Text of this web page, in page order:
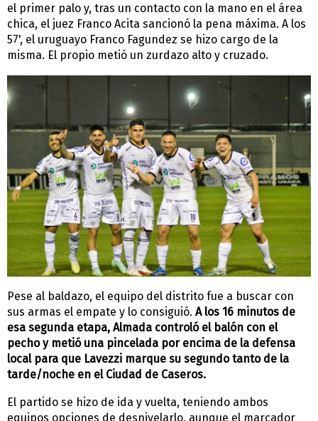
el primer palo y, tras un contacto con la mano en el área
chica, el juez Franco Acita sancionó la pena máxima. A los
57', el uruguayo Franco Fagundez se hizo cargo de la
misma. El propio metió un zurdazo alto y cruzado.
Pese al baldazo, el equipo del distrito fue a buscar con
sus armas el empate y lo consiguió. A los 16 minutos de
esa segunda etapa, Almada controló el balón con el
pecho y metió una pincelada por encima de la defensa
local para que Lavezzi marque su segundo tanto de la
tarde/noche en el Ciudad de Caseros.
El partido se hizo de ida y vuelta, teniendo ambos
equipos opciones de desnivelarlo, aunque el marcador